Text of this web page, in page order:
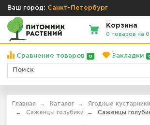
Ваш город: Санкт-Петербург
Корзина
0 товаров на 0
Сравнение товаров 0 Закладки
Главная Каталог
Ягодные кустарники
Саженцы голубики
Саженцы